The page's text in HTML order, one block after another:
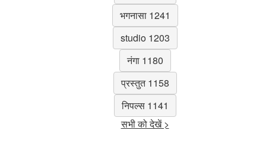
भगनासा 1241
studio 1203
नंगा 1180
प्रस्तुत 1158
निपल्स 1141
सभी को देखें >